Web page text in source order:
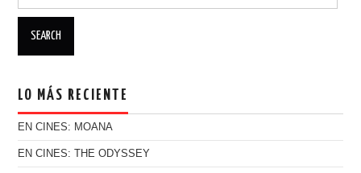
LO MÁS RECIENTE
EN CINES: MOANA
EN CINES: THE ODYSSEY